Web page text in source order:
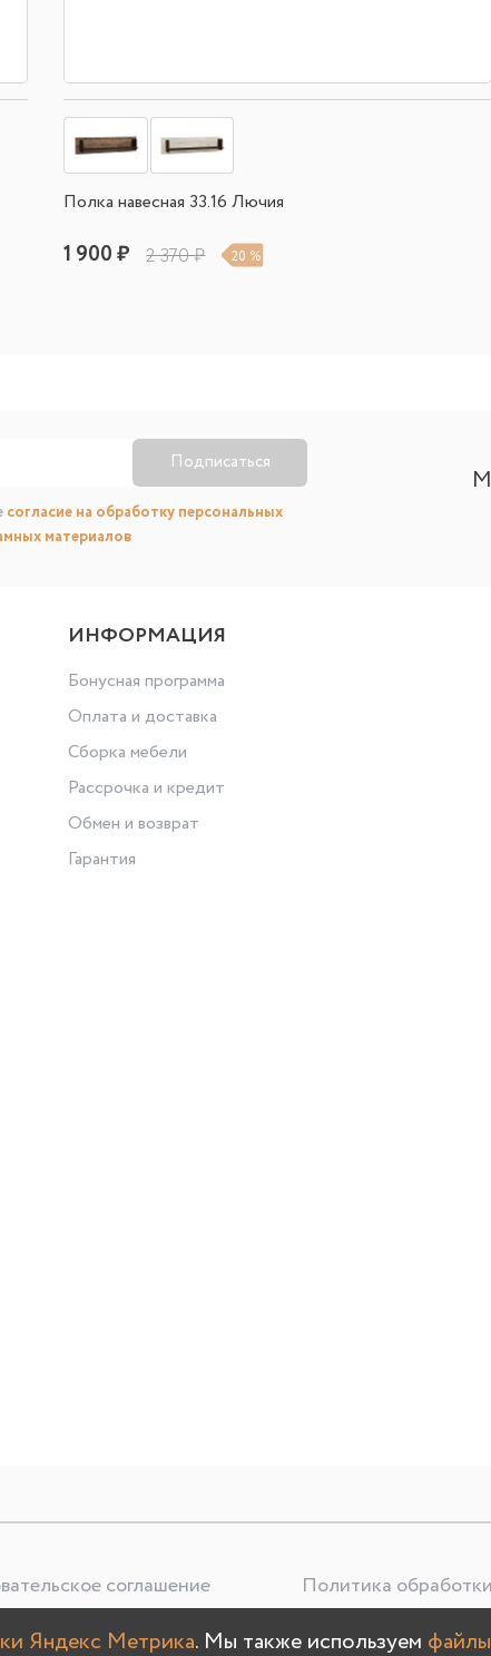
Полка навесная 33.16 Лючия
1 900 ₽ 2 370 ₽ 20 %
Подписаться
согласие на обработку персональных
материалов
ИНФОРМАЦИЯ
Бонусная программа
Оплата и доставка
Сборка мебели
Рассрочка и кредит
Обмен и возврат
Гарантия
соглашение Политика
Яндекс Метрика. Мы также используем